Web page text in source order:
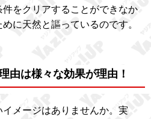
をクリアすることができなか
に天然と謳っているのです。
由は様々な効果が理由！
メージはありませんか。実